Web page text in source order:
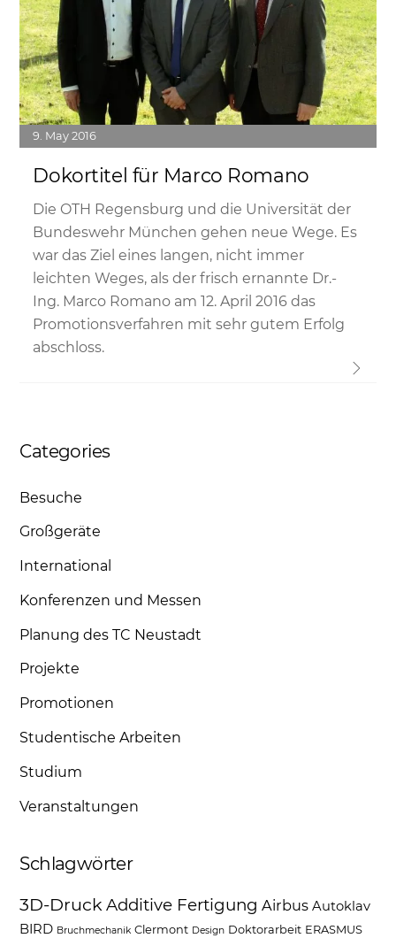
9 May 2016
Dokortitel für Marco Romano
Die OTH Regensburg und die Universität der
Bundeswehr München gehen neue Wege. Es
war das Ziel eines langen, nicht immer
leichten Weges, als der frisch ernannte Dr.-
Ing. Marco Romano am 12. April 2016 das
Promotionsverfahren mit sehr gutem Erfolg
abschloss.
Categories
Besuche
Großgeräte
International
Konferenzen und Messen
Planung des TC Neustadt
Projekte
Promotionen
Studentische Arbeiten
Studium
Veranstaltungen
Schlagwörter
3D-DruckAdditive Fertigung Airbus Autoklav
BIRD Bruchmechanik Clermont Design Doktorarbeit ERASMUS